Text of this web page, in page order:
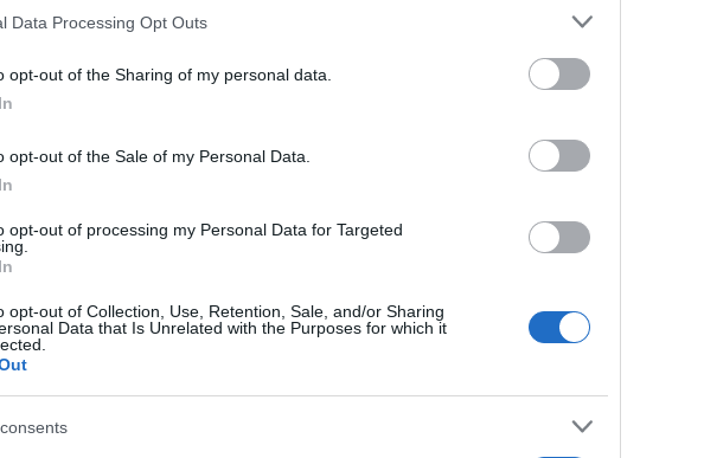
Data Processing Opt Outs
opt-out of the Sharing of my personal data.
opt-out of the Sale of my Personal Data.
opt-out of processing my Personal Data for Targeted
opt-out of Collection, Use, Retention, Sale, and/or Sharing
Data that Is Unrelated with the Purposes for which it
di difficoltà economiche del Paese, e
La scorsa settimana
di trasporto. Aerei, treni, navi: per
non bastare il plafond della vostra
provate a vedere quanto vi costerà un
un taxi normale. Ma non è soltanto
il mondo sembra impazzito, ma in realtà
pagarla fino a 2 euro. E non sto
o nella esclusivissima piazzetta di
di un normale bar.